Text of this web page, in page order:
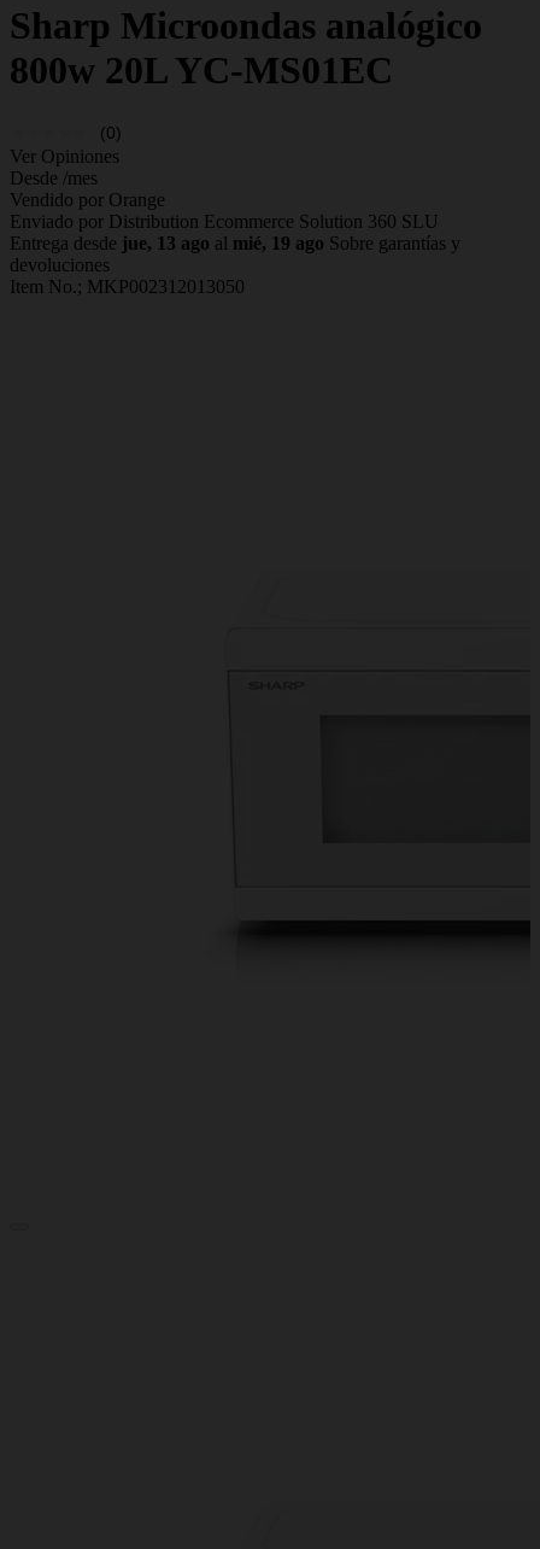
Sharp Microondas analógico
800w 20L YC-MS01EC
(0)
Ver Opiniones
Desde /mes
Vendido por Orange
Enviado por Distribution Ecommerce Solution 360 SLU
Entrega desde jue, 13 ago al mié, 19 ago Sobre garantías y
devoluciones
Item No.; MKP002312013050